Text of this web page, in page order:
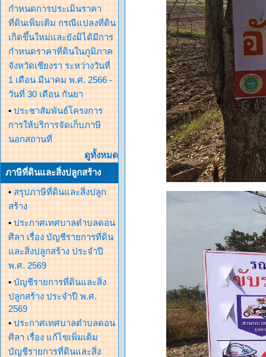
กำหนดการประเมินราคา
ที่ดินเพิ่มเติม กรณีแปลงที่ดิน
เกิดขึ้นใหม่และยังมิได้มีการ
กำหนดราคาที่ดินในภูมิภาค
จังหวัดเชียงรา ระหว่างวันที่
1 เดือน มีนาคม พ.ศ. 2566 -
วันที่ 30 เดือน กันยา
• ประชาสัมพันธ์โครงการ
การให้บริการจัดเก็บภาษี
นอกสถานที่
ดูทั้งหมด
ภาษีที่ดินและสิ่งปลูกสร้าง
• สรุปภาษีที่ดินและสิ่งปลูก
สร้าง
• ประกาศเทศบาลตำบลดอน
ศิลา เรื่อง บัญชีรายการที่ดิน
และสิ่งปลูกสร้าง ประจำปี
พ.ศ. 2569
• บัญชีรายการที่ดินและสิ่ง
ปลูกสร้าง ประจำปี พ.ศ.
2569
• ประกาศเทศบาลตำบลดอน
ศิลา เรื่อง แก้ไขเพิ่มเติม
บัญชีรายการที่ดินและสิ่ง